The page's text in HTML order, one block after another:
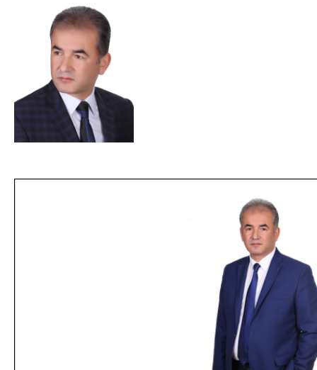
ÖĞRENCILERINE DARENDE GEZISI.